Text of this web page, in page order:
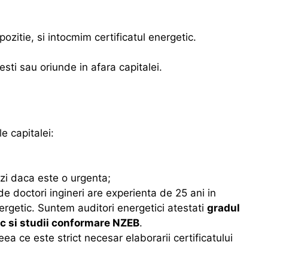
si intocmim certificatul energetic.
sau oriunde in afara capitalei.
capitalei:
daca este o urgenta;
doctori ingineri are experienta de 25 ani in
Suntem auditori energetici atestati gradul
si studii conformare NZEB.
ce este strict necesar elaborarii certificatului